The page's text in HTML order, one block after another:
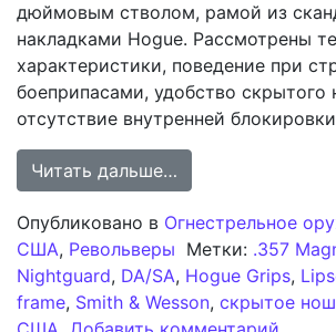
дюймовым стволом, рамой из
накладками Hogue. Рассмотрены
характеристики, поведение при
боеприпасами, удобство скрытого
отсутствие внутренней
Читать дальше…
Опубликовано в Огнестрельное
США, Револьверы Метки: .357
Nightguard, DA/SA, Hogue Grips,
frame, Smith & Wesson, скрытое